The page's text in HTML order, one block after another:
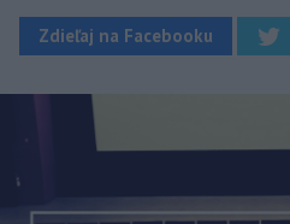
Zdieľaj na Facebooku